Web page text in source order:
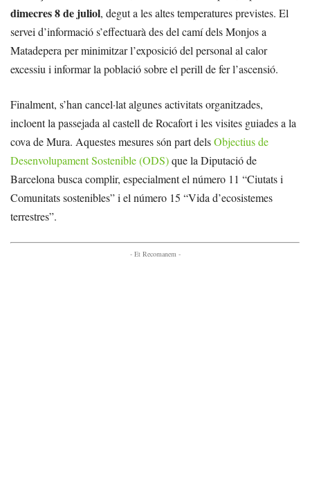
dimecres 8 de juliol, degut a les altes temperatures previstes. El
servei d’informació s’effectuarà des del camí dels Monjos a
Matadepera per minimitzar l’exposició del personal al calor
excessiu i informar la població sobre el perill de fer l’ascensió.
Finalment, s’han cancel·lat algunes activitats organitzades,
incloent la passejada al castell de Rocafort i les visites guiades a la
cova de Mura. Aquestes mesures són part delsObjectius de
Desenvolupament Sostenible (ODS)que la Diputació de
Barcelona busca complir, especialment el número 11 “Ciutats i
Comunitats sostenibles” i el número 15 “Vida d’ecosistemes
terrestres”.
- Et Recomanem -